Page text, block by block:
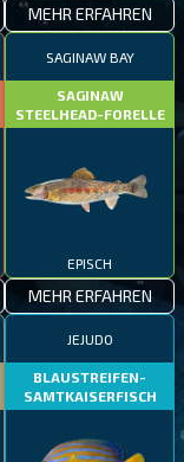
MEHR ERFAHREN
SAGINAW BAY
SAGINAW
STEELHEAD-FORELLE
EPISCH
MEHR ERFAHREN
JEJUDO
BLAUSTREIFEN-
SAMTKAISERFISCH